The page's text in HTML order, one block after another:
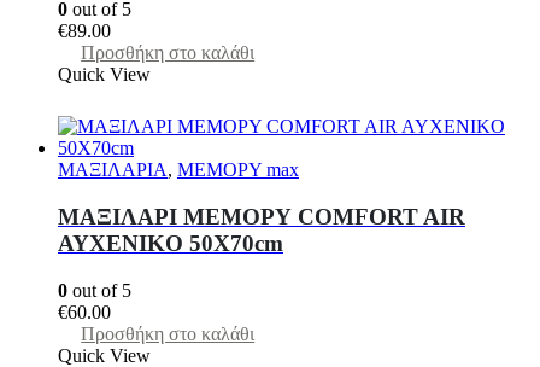
0 out of 5
€89.00
Προσθήκη στο καλάθι
Quick View
ΜΑΞΙΛΑΡΙΑ, ΜΕΜΟΡΥ max
MAΞΙΛΑΡΙ ΜΕΜΟΡΥ COMFORT AIR
AYXENIKO 50Χ70cm
0 out of 5
€60.00
Προσθήκη στο καλάθι
Quick View